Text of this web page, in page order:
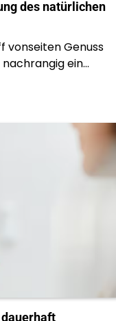
des natürlichen
vonseiten Genuss
ein…